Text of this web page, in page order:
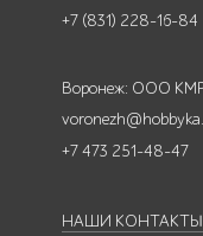
+7 (831) 228-16-84
Воронеж: ООО
+7 473 251-48-47
НАШИ КОНТАКТЫ